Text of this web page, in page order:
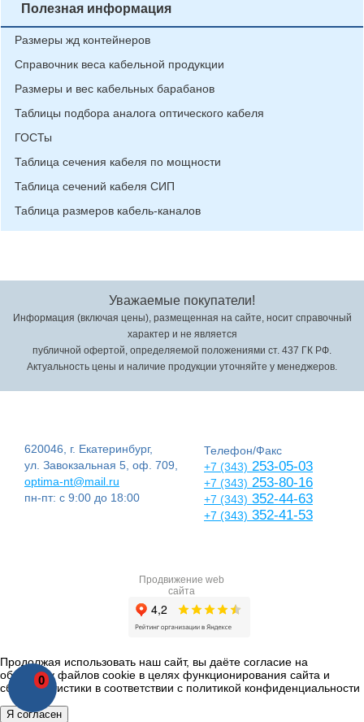
0
Полезная информация
Размеры жд контейнеров
Справочник веса кабельной продукции
Размеры и вес кабельных барабанов
Таблицы подбора аналога оптического кабеля
ГОСТы
Таблица сечения кабеля по мощности
Таблица сечений кабеля СИП
Таблица размеров кабель-каналов
Уважаемые покупатели!
Информация (включая цены), размещенная на сайте, носит справочный
характер и не является
публичной офертой, определяемой положениями ст. 437 ГК РФ.
Актуальность цены и наличие продукции уточняйте у менеджеров.
620046, г. Екатеринбург,
ул. Завокзальная 5, оф. 709,
optima-nt@mail.ru
пн-пт: с 9:00 до 18:00
Телефон/Факс
+7 (343) 253-05-03
+7 (343) 253-80-16
+7 (343) 352-44-63
+7 (343) 352-41-53
Продвижение web
сайта
Продолжая использовать наш сайт, вы даёте согласие на
обработку файлов cookie в целях функционирования сайта и
сбора статистики в соответствии с политикой конфиденциальности
Я согласен